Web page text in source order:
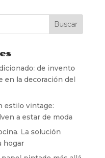
de invento
en la decoración del
estilo vintage:
a estar de moda
La solución
hogar